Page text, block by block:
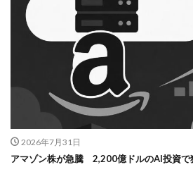
2026年7月31日
アマゾン株が急騰 2,200億ドルのAI投資で